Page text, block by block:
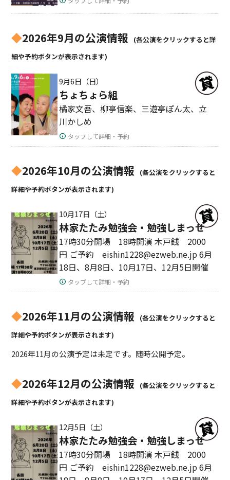
◆2026年9月の公演情報
(各公演をクリックすると詳
細や予約ボタンが表示されます)
9月6日（日）
ちょちょら組
橘家文吾、柳亭信楽、三遊亭ぽん太、立
川かしめ
タップして詳細・予約
◆2026年10月の公演情報
(各公演をクリックすると
詳細や予約ボタンが表示されます)
10月17日（土）
林家たたみ勉強会・勉強しまっせ
17時30分開場 18時開演 木戸銭 2000
円 ご予約 eishin1228@ezweb.ne.jp 6月
18日、8月8日、10月17日、12月5日開催
タップして詳細・予約
◆2026年11月の公演情報
(各公演をクリックすると
詳細や予約ボタンが表示されます)
2026年11月の公演予定は未定です。随時公開予定。
◆2026年12月の公演情報
(各公演をクリックすると
詳細や予約ボタンが表示されます)
12月5日（土）
林家たたみ勉強会・勉強しまっせ
17時30分開場 18時開演 木戸銭 2000
円 ご予約 eishin1228@ezweb.ne.jp 6月